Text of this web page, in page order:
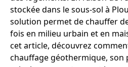
stockée dans le sous-sol à
solution permet de chauffer
fois en milieu urbain et en
cet article, découvrez
chauffage géothermique, son